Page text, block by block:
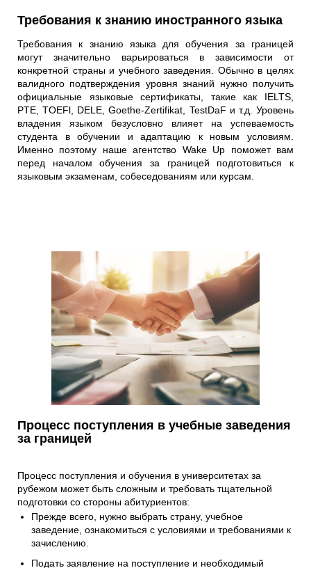
Требования к знанию иностранного языка
Требования к знанию языка для обучения за границей
могут значительно варьироваться в зависимости от
конкретной страны и учебного заведения. Обычно в целях
валидного подтверждения уровня знаний нужно получить
официальные языковые сертификаты, такие как IELTS,
PTE, TOEFl, DELE, Goethe-Zertifikat, TestDaF и т.д. Уровень
владения языком безусловно влияет на успеваемость
студента в обучении и адаптацию к новым условиям.
Именно поэтому наше агентство Wake Up поможет вам
перед началом обучения за границей подготовиться к
языковым экзаменам, собеседованиям или курсам.
Процесс поступления в учебные заведения
за границей
Процесс поступления и обучения в университетах за
рубежом может быть сложным и требовать тщательной
подготовки со стороны абитуриентов:
Прежде всего, нужно выбрать страну, учебное
заведение, ознакомиться с условиями и требованиями к
зачислению.
Подать заявление на поступление и необходимый